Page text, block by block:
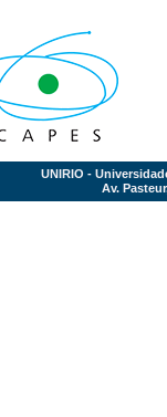
UNIRIO -
Av.